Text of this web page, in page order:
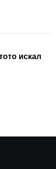
искал